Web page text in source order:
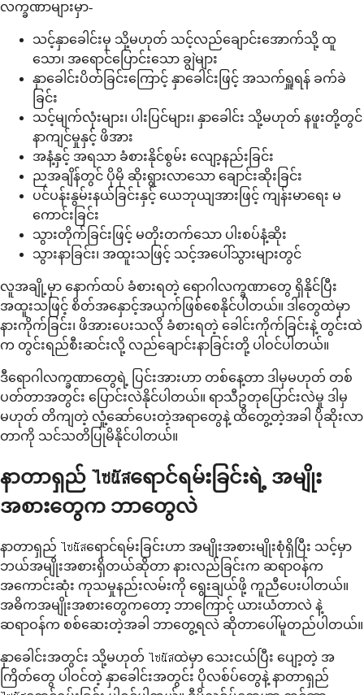
လက္ခဏာများမှာ-
သင့်နှာခေါင်းမှ သို့မဟုတ် သင့်လည်ချောင်းအောက်သို့ ထူ
သော၊ အရောင်ပြောင်းသော ချွဲများ
နှာခေါင်းပိတ်ခြင်းကြောင့် နှာခေါင်းဖြင့် အသက်ရှူရန် ခက်ခဲ
ခြင်း
သင့်မျက်လုံးများ၊ ပါးပြင်များ၊ နှာခေါင်း သို့မဟုတ် နဖူးတို့တွင်
နာကျင်မှုနှင့် ဖိအား
အနံ့နှင့် အရသာ ခံစားနိုင်စွမ်း လျော့နည်းခြင်း
ညအချိန်တွင် ပိုမို ဆိုးရွားလာသော ချောင်းဆိုးခြင်း
ပင်ပန်းနွမ်းနယ်ခြင်းနှင့် ယေဘုယျအားဖြင့် ကျန်းမာရေး မ
ကောင်းခြင်း
သွားတိုက်ခြင်းဖြင့် မတိုးတက်သော ပါးစပ်နံ့ဆိုး
သွားနာခြင်း၊ အထူးသဖြင့် သင့်အပေါ်သွားများတွင်
လူအချို့မှာ နောက်ထပ် ခံစားရတဲ့ ရောဂါလက္ခဏာတွေ ရှိနိုင်ပြီး
အထူးသဖြင့် စိတ်အနှောင့်အယှက်ဖြစ်စေနိုင်ပါတယ်။ ဒါတွေထဲမှာ
နားကိုက်ခြင်း၊ ဖိအားပေးသလို ခံစားရတဲ့ ခေါင်းကိုက်ခြင်းနဲ့ တွင်းထဲ
က တွင်းရည်စီးဆင်းလို့ လည်ချောင်းနာခြင်းတို့ ပါဝင်ပါတယ်။
ဒီရောဂါလက္ခဏာတွေရဲ့ ပြင်းအားဟာ တစ်နေ့တာ ဒါမှမဟုတ် တစ်
ပတ်တာအတွင်း ပြောင်းလဲနိုင်ပါတယ်။ ရာသီဥတုပြောင်းလဲမှု ဒါမှ
မဟုတ် တိကျတဲ့ လှုံ့ဆော်ပေးတဲ့အရာတွေနဲ့ ထိတွေ့တဲ့အခါ ပိုဆိုးလာ
တာကို သင်သတိပြုမိနိုင်ပါတယ်။
နာတာရှည် ไซนัสရောင်ရမ်းခြင်းရဲ့ အမျိုး
အစားတွေက ဘာတွေလဲ
နာတာရှည် ไซนัสရောင်ရမ်းခြင်းဟာ အမျိုးအစားမျိုးစုံရှိပြီး သင့်မှာ
ဘယ်အမျိုးအစားရှိတယ်ဆိုတာ နားလည်ခြင်းက ဆရာဝန်က
အကောင်းဆုံး ကုသမှုနည်းလမ်းကို ရွေးချယ်ဖို့ ကူညီပေးပါတယ်။
အဓိကအမျိုးအစားတွေကတော့ ဘာကြောင့် ယားယံတာလဲ နဲ့
ဆရာဝန်က စစ်ဆေးတဲ့အခါ ဘာတွေ့ရလဲ ဆိုတာပေါ်မူတည်ပါတယ်။
နှာခေါင်းအတွင်း သို့မဟုတ် ไซนัสထဲမှာ သေးငယ်ပြီး ပျော့တဲ့ အ
ကြိတ်တွေ ပါဝင်တဲ့ နှာခေါင်းအတွင်း ပိုလစ်ပ်တွေနဲ့ နာတာရှည်